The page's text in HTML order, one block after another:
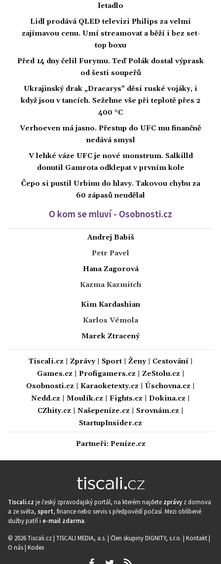
letadlo
Lidl prodává QLED televizi Philips za velmi
zajímavou cenu. Umí streamovat a běží i bez set-
top boxu
Před 14 dny čelil Furymu. Teď Polák dostal výprask
od šesti soupeřů
Ukrajinský drak „Dracarys“ děsí ruské vojáky, i
když jsou v tancích. Sežehne vše při teplotě přes 2
400 °C
Verhoeven má jasno. Přestup do UFC mu finančně
nedává smysl
V lehké váze UFC je nové monstrum. Salkilld
donutil Gamrota odklepat v prvním kole
Čepo si pustil Urbinu do hlavy. Takovou chybu za
60 zápasů neudělal
O kom se mluví - Osobnosti.cz
Andrej Babiš
Petr Pavel
Hana Zagorová
Kazma Kazmitch
Kim Kardashian
Karlos Vémola
Marek Ztracený
Tiscali.cz Zprávy| Sport| Ženy| Cestování|
Games.cz
Profigamers.cz ZeStolu.cz
Osobnosti.cz
Karaoketexty.cz Úschovna.cz
Nedd.cz
Moulík.cz Fights.cz Dokina.cz
CZhity.cz
Našepeníze.cz Srovnám.cz
StartupInsider.cz
Partneři: Peníze.cz
Tiscali.cz je český zpravodajský portál, na kterém najdete zprávy z domova
a ze světa, sport, finance nebo servis s předpovědí počasí. Mezi oblíbené
služby patří i e-mail zdarma.
© 2026 Tiscali.cz | TISCALI MEDIA, a.s. | Člen skupiny DIGNITY, s.r.o. | Kontakt|
O nás| Kodex